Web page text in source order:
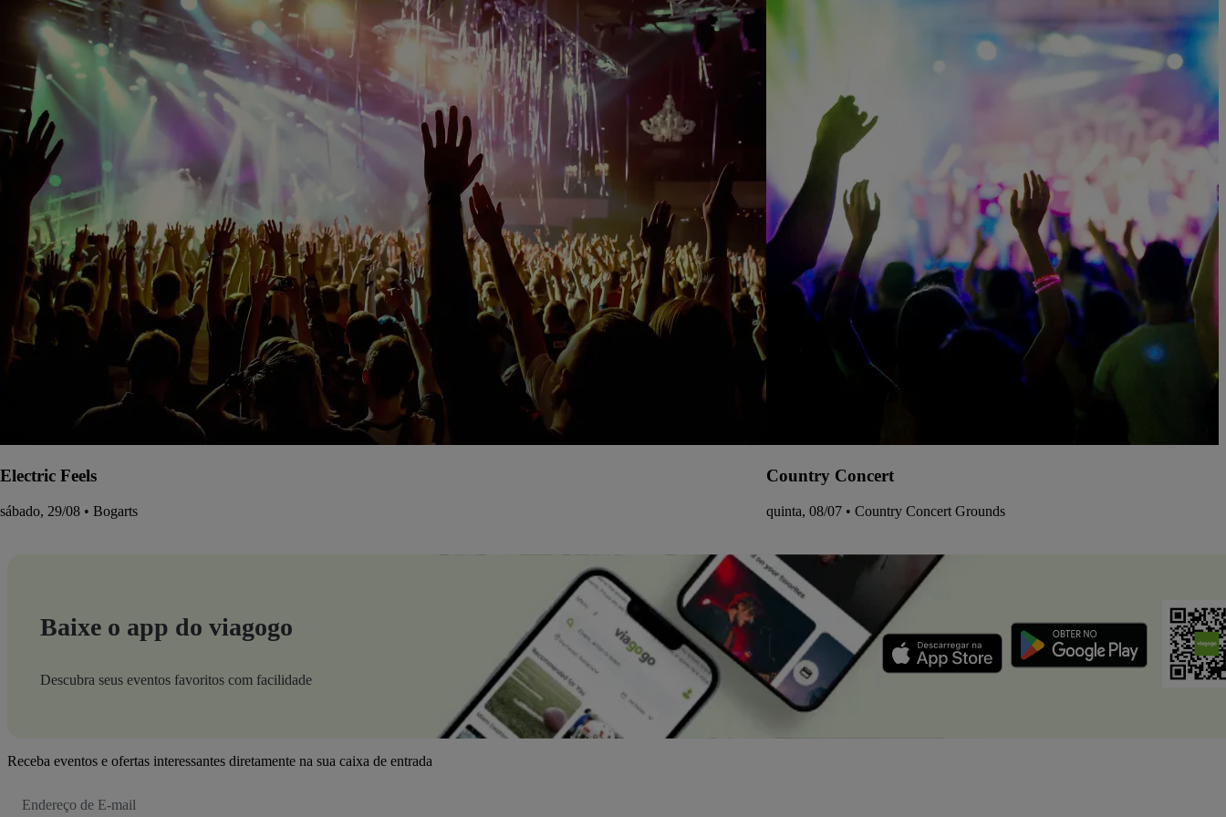
Electric Feels
sábado, 29/08 • Bogarts
Country Concert
quinta, 08/07 • Country Concert Grounds
Baixe o app do viagogo
Descubra seus eventos favoritos com facilidade
Receba eventos e ofertas interessantes diretamente na sua caixa de entrada
de